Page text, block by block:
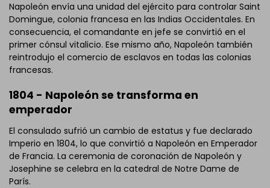
Haz clic para descargar y utilizar esta plantilla.
El archivoeddxdebe abrirse en EdrawMax.
Si aún no tienes
Napoleón envía una unidad del ejército para controlar Saint
Domingue, colonia francesa en las Indias Occidentales. En
consecuencia, el comandante en jefe se convirtió en el
primer cónsul vitalicio. Ese mismo año, Napoleón también
reintrodujo el comercio de esclavos en todas las colonias
francesas.
1804 - Napoleón se transforma en
emperador
El consulado sufrió un cambio de estatus y fue declarado
Imperio en 1804, lo que convirtió a Napoleón en Emperador
de Francia. La ceremonia de coronación de Napoleón y
Josephine se celebra en la catedral de Notre Dame de
París.